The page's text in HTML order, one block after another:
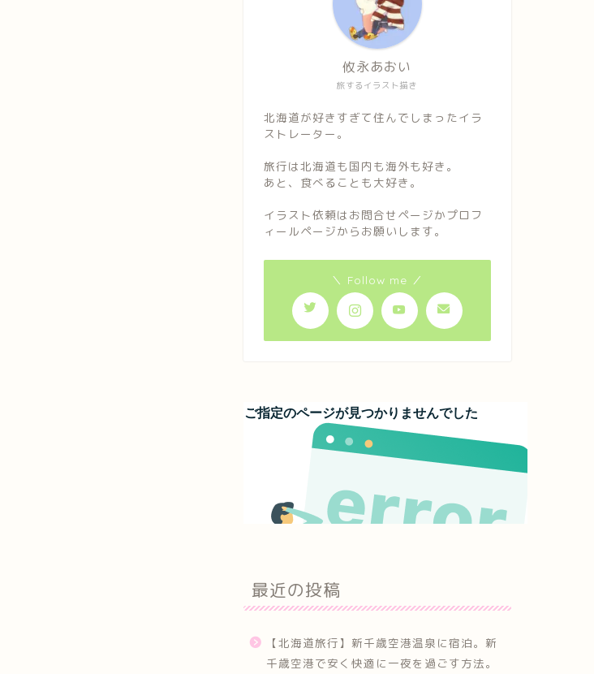
旅するイラスト描き
攸永あおい
北海道が好きすぎて住んでしまったイラ
ストレーター。
旅行は北海道も国内も海外も好き。
あと、食べることも大好き。
イラスト依頼はお問合せページかプロフ
ィールページからお願いします。
＼ Follow me ／
最近の投稿
【北海道旅行】新千歳空港温泉に宿泊。新
千歳空港で安く快適に一夜を過ごす方法。